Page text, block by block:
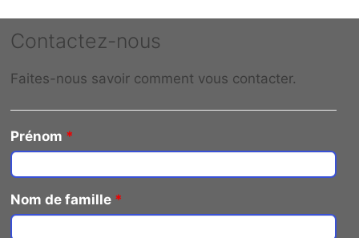
Contactez-nous
Faites-nous savoir comment vous contacter.
Prénom *
Nom de famille *